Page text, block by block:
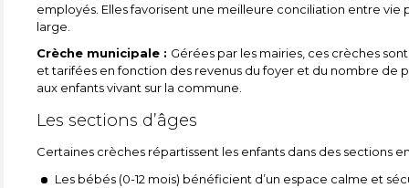
employés. Elles favorisent une meilleure conciliation entre
large.
Crèche municipale : Gérées par les mairies, ces crèches
et tarifées en fonction des revenus du foyer et du nombre de
aux enfants vivant sur la commune.
Les sections d’âges
Certaines crèches répartissent les enfants dans des sections
Les bébés (0-12 mois) bénéficient d’un espace calme et